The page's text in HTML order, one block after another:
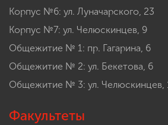
Корпус №6: ул. Луначарского, 23
Корпус №7: ул. Челюскинцев, 9
Общежитие № 1: пр. Гагарина, 6
Общежитие № 2: ул. Бекетова, 6
Общежитие № 3: ул. Челюскинцев,
Факультеты